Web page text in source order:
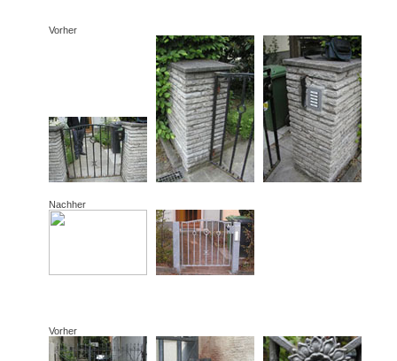
Vorher
Nachher
Vorher